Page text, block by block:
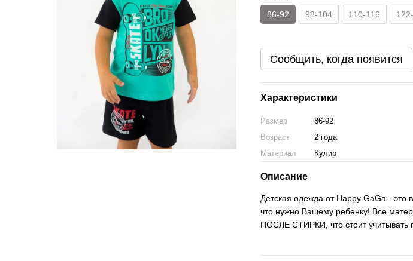
86-92 98-104 110-116
Сообщить, когда появится
Характеристики
Размер
86-92
Возраст
2 года
Материал
Кулир
Описание
Детская одежда от Happy GaGa - это
что нужно Вашему ребенку! Все
ПОСЛЕ СТИРКИ, что стоит учитывать